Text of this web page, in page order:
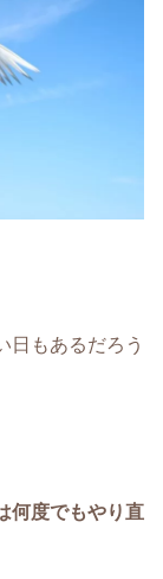
日もあるだろう
何度でもやり直